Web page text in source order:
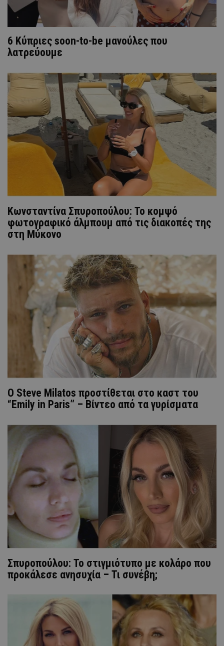
6 Κύπριες soon-to-be μανούλες που
λατρεύουμε
Κωνσταντίνα Σπυροπούλου: Το κομψό
φωτογραφικό άλμπουμ από τις διακοπές της
στη Μύκονο
Ο Steve Milatos προστίθεται στο καστ του
“Emily in Paris” – Βίντεο από τα γυρίσματα
Σπυροπούλου: Το στιγμιότυπο με κολάρο που
προκάλεσε ανησυχία – Τι συνέβη;